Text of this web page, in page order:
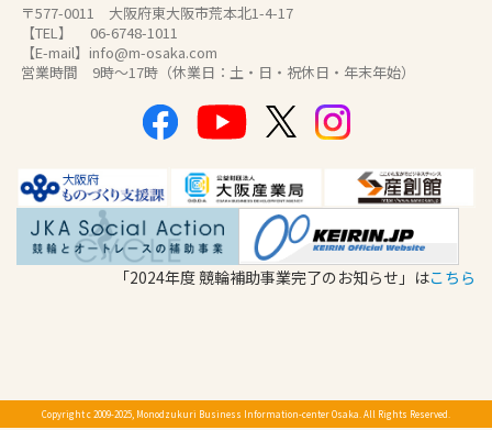
〒577-0011 大阪府東大阪市荒本北1-4-17
【TEL】 06-6748-1011
【E-mail】info@m-osaka.com
営業時間 9時～17時（休業日：土・日・祝休日・年末年始）
「2024年度 競輪補助事業完了のお知らせ」はこちら
Copyright c 2009-2025, Monodzukuri Business Information-center Osaka. All Rights Reserved.